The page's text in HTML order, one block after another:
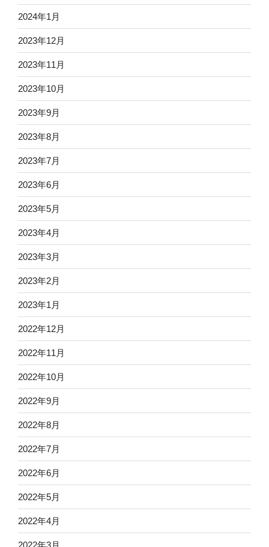
2024年1月
2023年12月
2023年11月
2023年10月
2023年9月
2023年8月
2023年7月
2023年6月
2023年5月
2023年4月
2023年3月
2023年2月
2023年1月
2022年12月
2022年11月
2022年10月
2022年9月
2022年8月
2022年7月
2022年6月
2022年5月
2022年4月
2022年3月